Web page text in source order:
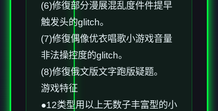
(6)修復部分漫展混乱度件件提早
触发头的glitch。
(7)修復偶像优衣唱歌小游戏音量
非法操控度的glitch。
(8)修復俄文版文字跑版疑题。
游戏特征
●12类型用以上无数子丰富型的小